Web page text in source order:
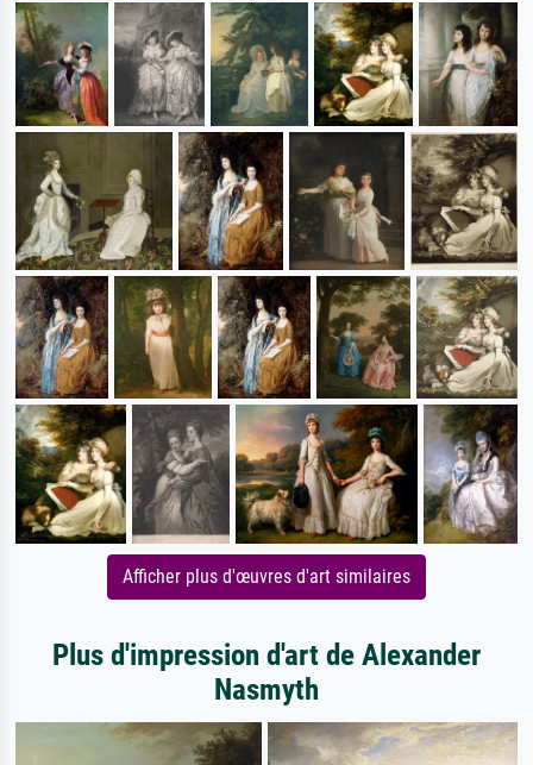
Afficher plus d'œuvres d'art similaires
Plus d'impression d'art de Alexander
Nasmyth